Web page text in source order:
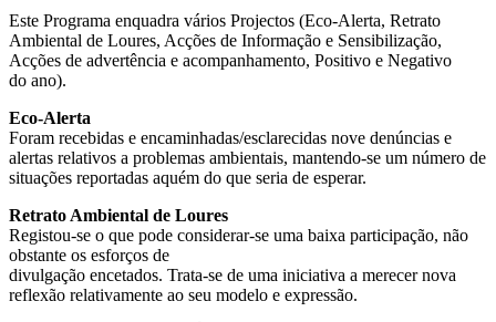
Este Programa enquadra vários Projectos (Eco-Alerta, Retrato
Ambiental de Loures, Acções de Informação e Sensibilização,
Acções de advertência e acompanhamento, Positivo e Negativo
do ano).
Eco-Alerta
Foram recebidas e encaminhadas/esclarecidas nove denúncias e
alertas relativos a problemas ambientais, mantendo-se um número de
situações reportadas aquém do que seria de esperar.
Retrato Ambiental de Loures
Registou-se o que pode considerar-se uma baixa participação, não
obstante os esforços de
divulgação encetados. Trata-se de uma iniciativa a merecer nova
reflexão relativamente ao seu modelo e expressão.